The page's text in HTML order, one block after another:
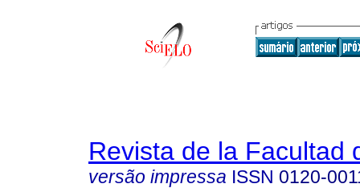
Revista de la Facultad
versão impressa ISSN 0120-